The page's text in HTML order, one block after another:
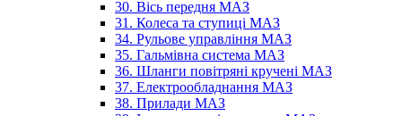
30. Вісь передня МАЗ
31. Колеса та ступиці МАЗ
34. Рульове управління МАЗ
35. Гальмівна система МАЗ
36. Шланги повітряні кручені МАЗ
37. Електрообладнання МАЗ
38. Прилади МАЗ